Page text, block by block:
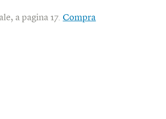
a pagina 17.Compra